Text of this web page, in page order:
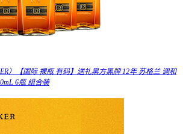
）【国际 裸瓶 有码】送礼黑方黑牌 12年 苏格兰 调和
6瓶 组合装